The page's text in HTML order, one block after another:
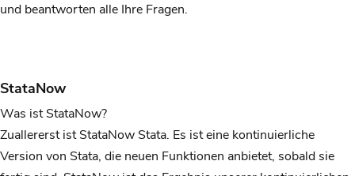
und beantworten alle Ihre Fragen.
StataNow
Was ist StataNow?
Zuallererst ist StataNow Stata. Es ist eine kontinuierliche
Version von Stata, die neuen Funktionen anbietet, sobald sie